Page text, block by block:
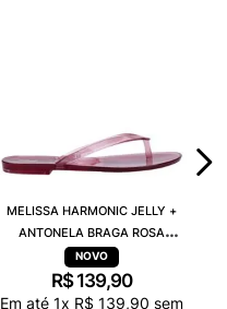
MELISSA HARMONIC JELLY +
ANTONELA BRAGA ROSA
TRANSPARENTE 38263
R$ 139,90
Em até 1x R$ 139,90 sem